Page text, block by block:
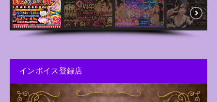
インボイス登録店